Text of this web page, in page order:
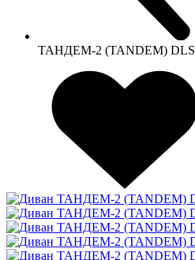
ТАНДЕМ-2 (TANDEM) DLS